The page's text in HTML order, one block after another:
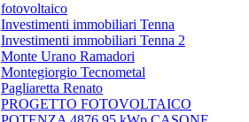
fotovoltaico
Investimenti immobiliari Tenna
Investimenti immobiliari Tenna 2
Monte Urano Ramadori
Montegiorgio Tecnometal
Pagliaretta Renato
PROGETTO FOTOVOLTAICO